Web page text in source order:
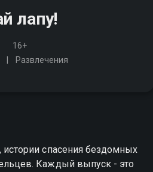
лапу!
16+
Развлечения
спасения бездомных
Каждый выпуск - это